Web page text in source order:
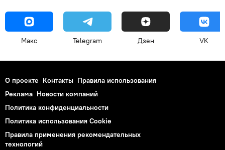
Макс Telegram Дзен VK
О проекте Контакты Правила использования
Реклама Новости компаний
Политика конфиденциальности
Политика использования Cookie
Правила применения рекомендательных
технологий